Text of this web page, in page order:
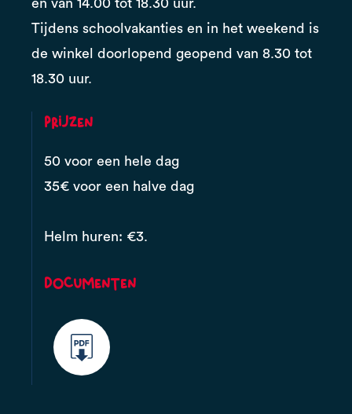
en van 14.00 tot 18.30 uur.
Tijdens schoolvakanties en in het weekend is
de winkel doorlopend geopend van 8.30 tot
18.30 uur.
Prijzen
50 voor een hele dag
35€ voor een halve dag
Helm huren: €3.
Documenten